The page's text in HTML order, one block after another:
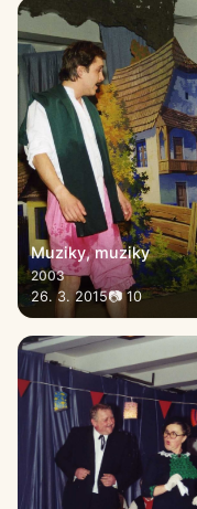
Muziky, muziky
2003
26. 3. 2015📷 10